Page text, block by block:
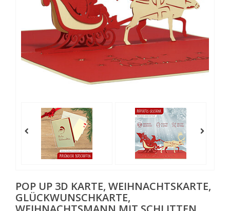
POP UP 3D KARTE, WEIHNACHTSKARTE,
GLÜCKWUNSCHKARTE,